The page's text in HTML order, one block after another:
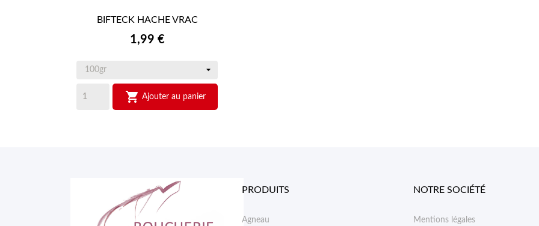
APERÇU RAPIDE
BIFTECK HACHE VRAC
Prix
1,99 €
 Ajouter au panier
PRODUITS
Agneau
NOTRE SOCIÉTÉ
Mentions légales